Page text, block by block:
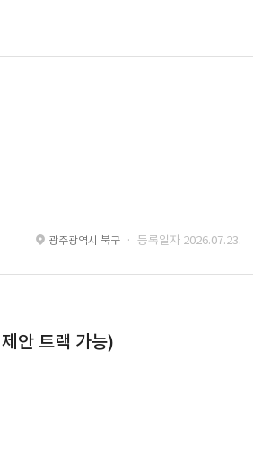
Spring광주광역시 북구 · 등록일자 2026.07.23.
안 트랙 가능)